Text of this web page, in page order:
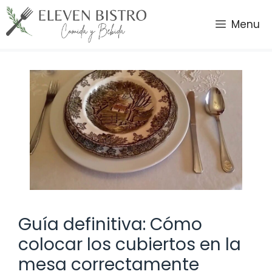
Saltar
al
contenido
Menu
Guía definitiva: Cómo
colocar los cubiertos en la
mesa correctamente